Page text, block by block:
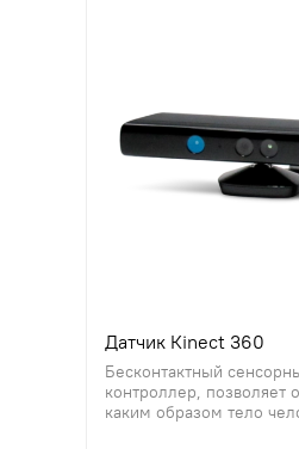
Датчик Кinect 360
Бесконтактный
контроллер, позволяет
каким образом тело